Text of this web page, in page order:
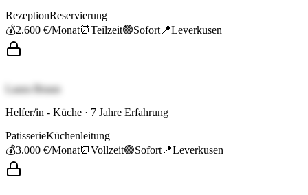
RezeptionReservierung
💰2.600 €/Monat⏰Teilzeit🟢Sofort 📍Leverkusen
Laura Braun
Helfer/in - Küche · 7 Jahre Erfahrung
PatisserieKüchenleitung
💰3.000 €/Monat⏰Vollzeit🟢Sofort 📍Leverkusen